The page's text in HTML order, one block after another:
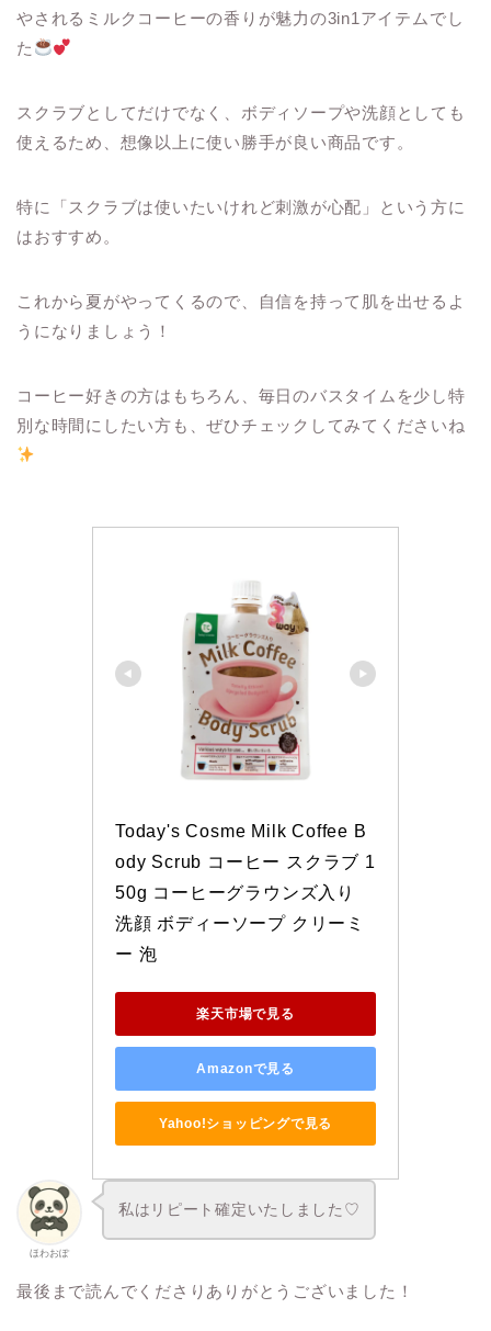
やされるミルクコーヒーの香りが魅力の3in1アイテムでし
た
スクラブとしてだけでなく、ボディソープや洗顔としても
使えるため、想像以上に使い勝手が良い商品です。
特に「スクラブは使いたいけれど刺激が心配」という方に
はおすすめ。
これから夏がやってくるので、自信を持って肌を出せるよ
うになりましょう！
コーヒー好きの方はもちろん、毎日のバスタイムを少し特
別な時間にしたい方も、ぜひチェックしてみてくださいね
Today's Cosme Milk Coffee B
ody Scrub コーヒー スクラブ 1
50g コーヒーグラウンズ入り
洗顔 ボディーソープ クリーミ
ー 泡
楽天市場で見る
Amazonで見る
Yahoo!ショッピングで見る
ほわおぽ
私はリピート確定いたしました♡
最後まで読んでくださりありがとうございました！